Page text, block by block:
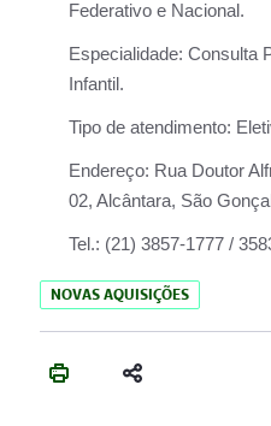
Federativo e Nacional.
Especialidade: Consulta
Infantil.
Tipo de atendimento:
Endereço: Rua Doutor
02, Alcântara, São
Tel.: (21) 3857-1777 /
NOVAS AQUISIÇÕES